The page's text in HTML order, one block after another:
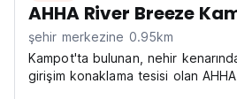
AHHA River Breeze
şehir merkezine 0.95km
Kampot'ta bulunan, nehir
girişim konaklama tesisi olan